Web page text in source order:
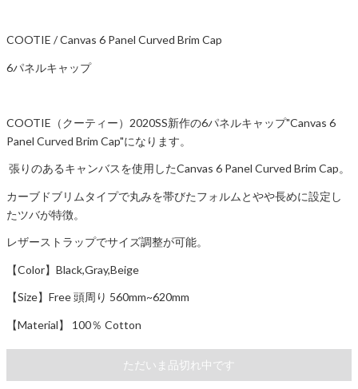
COOTIE / Canvas 6 Panel Curved Brim Cap
6パネルキャップ
COOTIE（クーティー）2020SS新作の6パネルキャップ"Canvas 6
Panel Curved Brim Cap"になります。
張りのあるキャンバスを使用したCanvas 6 Panel Curved Brim Cap。
カーブドブリムタイプで丸みを帯びたフォルムとやや長めに設定し
たツバが特徴。
レザーストラップでサイズ調整が可能。
【Color】Black,Gray,Beige
【Size】Free 頭周り 560mm~620mm
【Material】 100％ Cotton
ただいま品切れ中です